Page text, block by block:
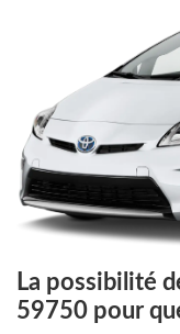
La possibilité
59750 pour